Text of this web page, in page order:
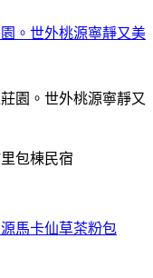
。世外桃源寧靜又美
包棟民宿
馬卡仙草茶粉包